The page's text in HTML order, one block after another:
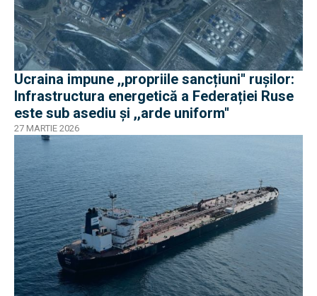
Ucraina impune ,,propriile sancțiuni'' ruşilor:
Infrastructura energetică a Federației Ruse
este sub asediu şi ,,arde uniform''
27 MARTIE 2026